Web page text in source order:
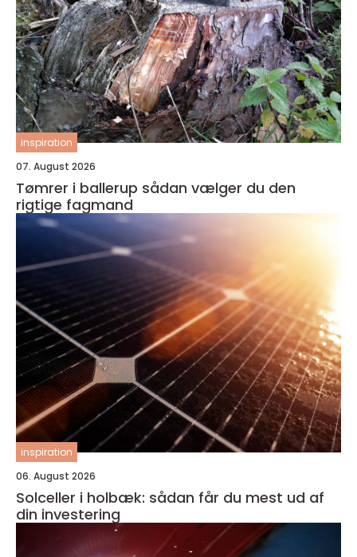
inspiration
07. August 2026
Tømrer i ballerup sådan vælger du den
rigtige fagmand
inspiration
06. August 2026
Solceller i holbæk: sådan får du mest ud af
din investering